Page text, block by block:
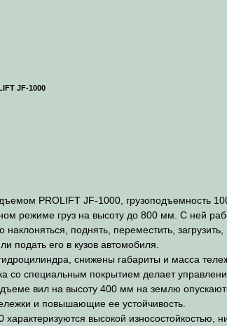
JF-1000
PROLIFT JF-1000, грузоподъемность
режиме груз на высоту до 800 мм. С ней
поднять, переместить, загрузить,
подать его в кузов автомобиля.
снижены габариты и масса
со специальным покрытием делает
вил на высоту 400 мм на землю
и повышающие ее устойчивость.
высокой износостойкостью,